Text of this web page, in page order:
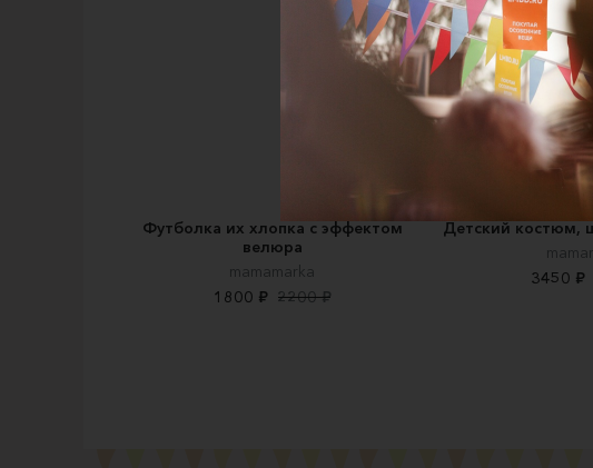
Футболка их хлопка с эффектом
велюра
mamamarka
1800 ₽ 2200 ₽
Детский костюм,
3450 ₽